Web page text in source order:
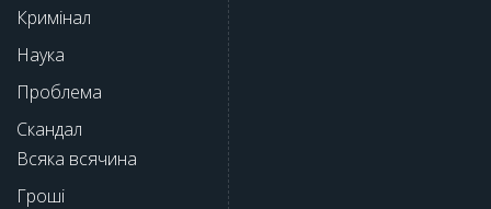
Кримінал
Наука
Проблема
Скандал
Всяка всячина
Гроші